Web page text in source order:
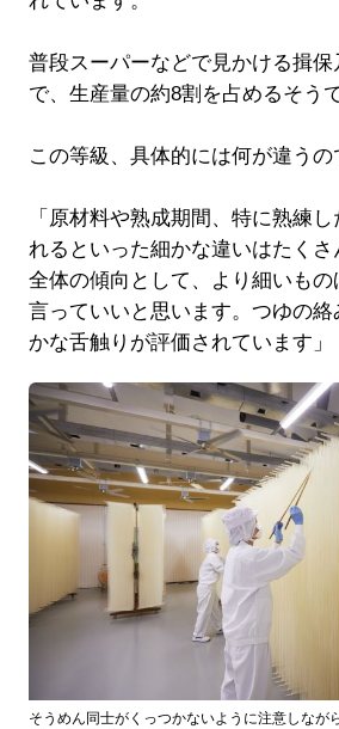
普段スーパーなどで見かける揖保
で、生産量の約8割を占めるそうで
この等級、具体的には何が違うの
「原材料や熟成期間、特に熟練
れるといった細かな違いはたくさ
全体の傾向として、より細いもの
言っていいと思います。つゆの絡
かな舌触りが評価されています」
そうめん同士がくっつかないように注意しなが